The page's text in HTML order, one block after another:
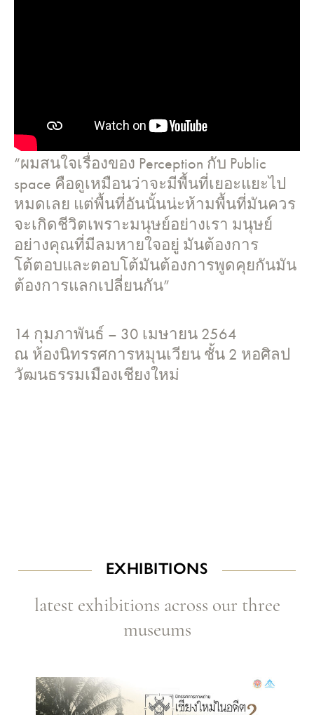
“ผมสนใจเรื่องของ Perception กับ Public
space คือดูเหมือนว่าจะมีพื้นที่เยอะแยะไป
หมดเลย แต่พื้นที่อันนั้นน่ะห้ามพื้นที่มันควร
จะเกิดชีวิตเพราะมนุษย์อย่างเรา มนุษย์
อย่างคุณที่มีลมหายใจอยู่ มันต้องการ
โต้ตอบและตอบโต้มันต้องการพูดคุยกันมัน
ต้องการแลกเปลี่ยนกัน”
14 กุมภาพันธ์ – 30 เมษายน 2564
ณ ห้องนิทรรศการหมุนเวียน ชั้น 2 หอศิลป
วัฒนธรรมเมืองเชียงใหม่
EXHIBITIONS
latest exhibitions across our three
museums